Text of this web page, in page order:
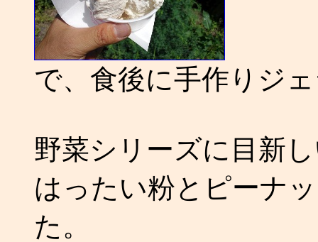
で、食後に手作りジ
野菜シリーズに目新
はったい粉とピーナ
た。